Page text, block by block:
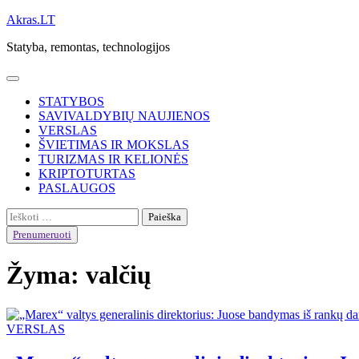
Skip
content
Akras.LT
Statyba, remontas, technologijos
STATYBOS
SAVIVALDYBIŲ NAUJIENOS
VERSLAS
ŠVIETIMAS IR MOKSLAS
TURIZMAS IR KELIONĖS
KRIPTOTURTAS
PASLAUGOS
Ieškoti:
Prenumeruoti
Žyma: valčių
VERSLAS